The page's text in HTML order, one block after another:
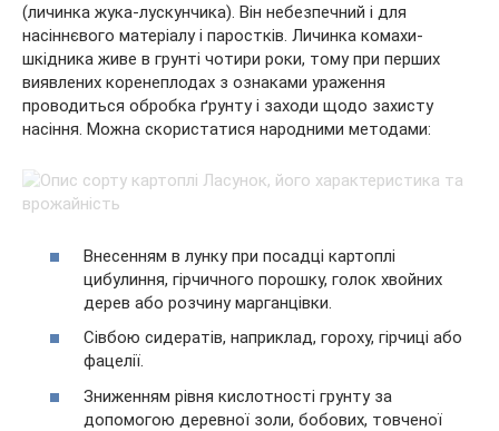
(личинка жука-лускунчика). Він небезпечний і для
насіннєвого матеріалу і паростків. Личинка комахи-
шкідника живе в грунті чотири роки, тому при перших
виявлених коренеплодах з ознаками ураження
проводиться обробка ґрунту і заходи щодо захисту
насіння. Можна скористатися народними методами:
Внесенням в лунку при посадці картоплі
цибулиння, гірчичного порошку, голок хвойних
дерев або розчину марганцівки.
Сівбою сидератів, наприклад, гороху, гірчиці або
фацелії.
Зниженням рівня кислотності грунту за
допомогою деревної золи, бобових, товченої